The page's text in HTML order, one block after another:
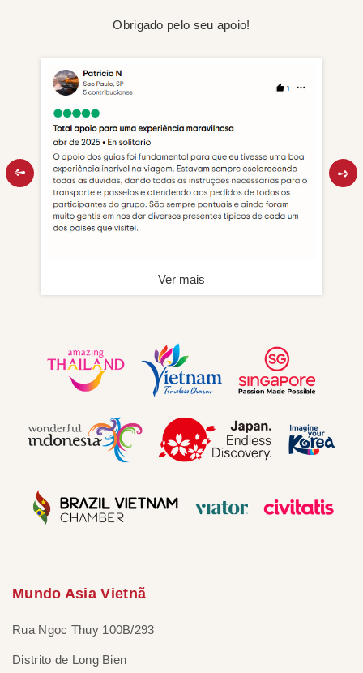
Obrigado pelo seu apoio!
Ver mais
Mundo Asia Vietnã
Rua Ngoc Thuy 100B/293
Distrito de Long Bien